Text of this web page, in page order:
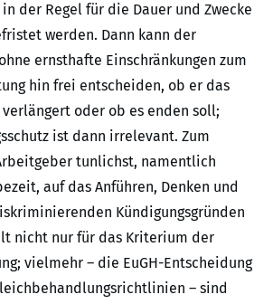
der Regel für die Dauer und Zwecke
werden. Dann kann der
ernsthafte Einschränkungen zum
hin frei entscheiden, ob er das
oder ob es enden soll;
ist dann irrelevant. Zum
tunlichst, namentlich
auf das Anführen, Denken und
Kündigungsgründen
nicht nur für das Kriterium der
vielmehr – die EuGH-Entscheidung
– sind